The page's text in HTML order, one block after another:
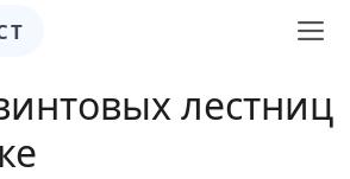
лестниц